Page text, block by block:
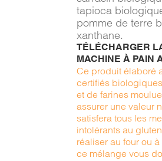
tapioca
pomme de terre
xanthane.
TÉLÉCHARGER
MACHINE À PAIN
Ce produit élaboré
certifiés
et de farines
assurer une valeur
satisfera tous les
intolérants au
réaliser au four ou
ce mélange vous